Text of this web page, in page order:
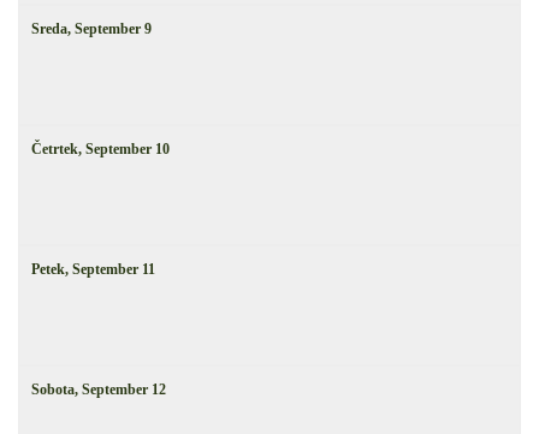
Sreda, September 9
Četrtek, September 10
Petek, September 11
Sobota, September 12